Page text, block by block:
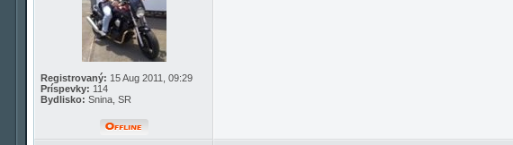
Registrovaný: 15 Aug 2011, 09:29
Príspevky: 114
Bydlisko: Snina, SR